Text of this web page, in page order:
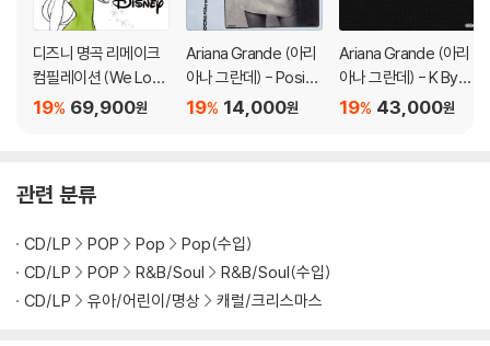
디즈니 명곡 리메이크
컴필레이션 (We Love
Disney) [2LP]
69,900원
19%
Ariana Grande (아리
아나 그란데) - Positio
ns
14,000원
19%
Ariana Grande (아리
아나 그란데) - K Bye
For Now [swt Live]
43,000원
19%
관련 분류
CD/LP POP Pop
Pop(수입)
CD/LP
POP R&B/Soul
R&B/Soul(수입)
CD/LP
유아/어린이/명상 캐럴/크리스마스